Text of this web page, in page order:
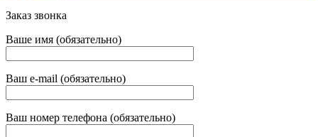
Заказ звонка
Ваше имя (обязательно)
Ваш e-mail (обязательно)
Ваш номер телефона (обязательно)